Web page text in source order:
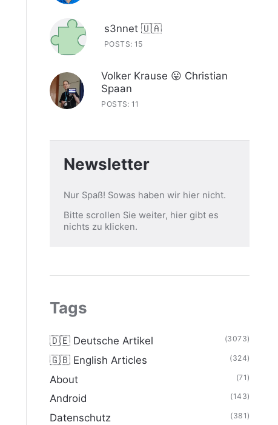
s3nnet 🇺🇦
POSTS: 15
Volker Krause 😛 Christian
Spaan
POSTS: 11
Newsletter
Nur Spaß! Sowas haben wir hier nicht.
Bitte scrollen Sie weiter, hier gibt es
nichts zu klicken.
Tags
🇩🇪 Deutsche Artikel (3073)
🇬🇧 English Articles (324)
About (71)
Android (143)
Datenschutz (381)